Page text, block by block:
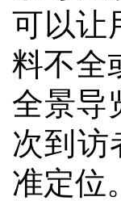
可以让
料不全
全景导
次到访
准定位。